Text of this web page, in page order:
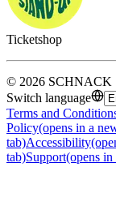
Ticketshop
© 2026 SCHNACK
Switch language
Terms and
Policy(opens in a
tab)Accessibility
tab)Support(opens in